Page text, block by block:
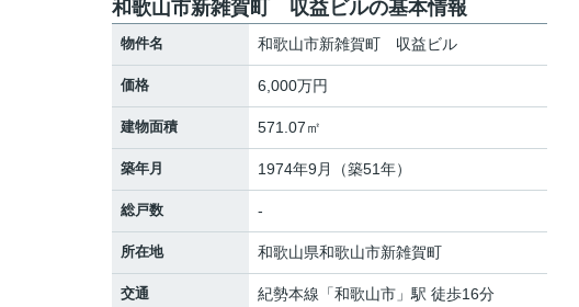
和歌山市新雑賀町 収益ビルの基本情報
物件名 和歌山市新雑賀町 収益ビル
価格 6,000万円
建物面積 571.07㎡
築年月 1974年9月（築51年）
総戸数 -
所在地 和歌山県和歌山市新雑賀町
交通 紀勢本線 「和歌山市 」駅 徒歩16分